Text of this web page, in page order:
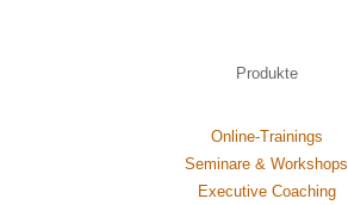
Produkte
Online-Trainings
Seminare & Workshops
Executive Coaching